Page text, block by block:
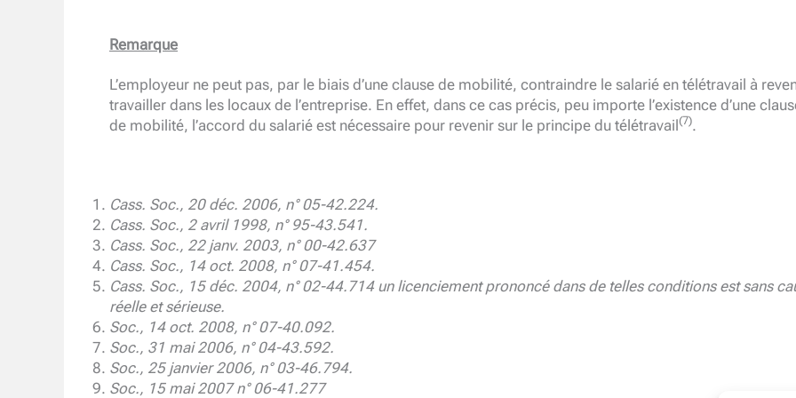
Remarque
L’employeur ne peut pas, par le biais d’une clause de mobilité, contraindre le salarié en télétravail à
travailler dans les locaux de l’entreprise. En effet, dans ce cas précis, peu importe l’existence d’une
de mobilité, l’accord du salarié est nécessaire pour revenir sur le principe du télétravail(7).
Cass. Soc., 20 déc. 2006, n° 05-42.224.
Cass. Soc., 2 avril 1998, n° 95-43.541.
Cass. Soc., 22 janv. 2003, n° 00-42.637
Cass. Soc., 14 oct. 2008, n° 07-41.454.
Cass. Soc., 15 déc. 2004, n° 02-44.714 un licencie­ment prononcé dans de telles conditions est sans
réelle et sérieuse.
Soc., 14 oct. 2008, n° 07-40.092.
Soc., 31 mai 2006, n° 04-43.592.
Soc., 25 janvier 2006, n° 03-46.794.
Soc., 15 mai 2007 n° 06-41.277